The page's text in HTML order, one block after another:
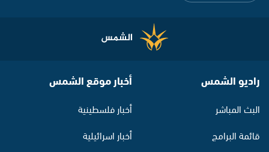
راديو الشمس
البث المباشر
قائمة البرامج
أخبار موقع الشمس
أخبار فلسطينية
أخبار اسرائيلية